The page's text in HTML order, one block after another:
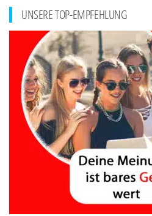
UNSERE TOP-EMPFEHLUNG